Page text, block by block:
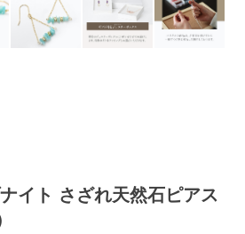
イト さざれ天然石ピアス